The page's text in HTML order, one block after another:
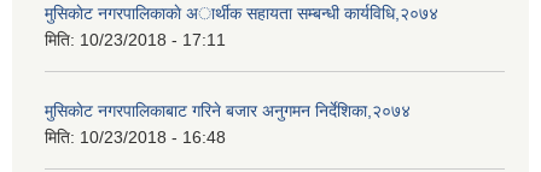
मुसिकाेट नगरपालिकाकाे अार्थीक सहायता सम्बन्धी कार्यविधि,२०७४
मिति: 10/23/2018 - 17:11
मुसिकाेट नगरपालिकाबाट गरिने बजार अनुगमन निर्देशिका,२०७४
मिति: 10/23/2018 - 16:48